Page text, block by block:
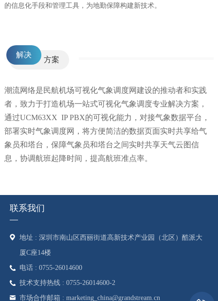
的信息化手段和管理工具，为地勤保障构建新技术。
解决
方案
潮流网络是民航机场可视化气象调度网建设的推动者和实践
者，致力于打造机场一站式可视化气象调度专业解决方案，
通过UCM63XX IP PBX的可视化能力 ，对接气象数据平台，
部署实时气象调度网，将方便简洁的数据页面实时共享给气
象员和塔台， 保障气象员和塔台之间实时共享天气云图信
息 ，协调航班起降时间，提高航班准点率。
联系我们
地址 : 深圳市南山区西丽街道高新技术产业园（北区）酷派大
厦C座14楼
电话 : 0755-26014600
技术支持热线 : 0755-26014600-2
市场合作邮箱 : marketing_china@grandstream.cn